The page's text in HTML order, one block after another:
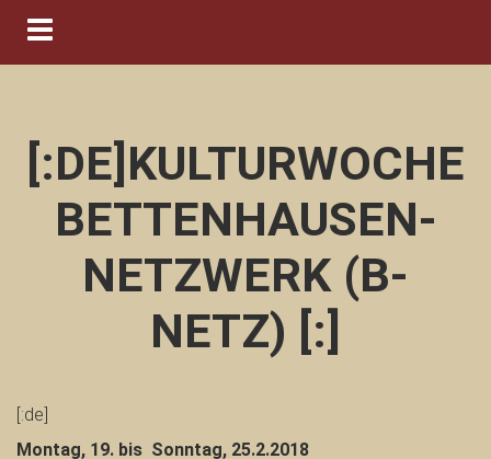
Navigation ein-/ausblenden
[:DE]KULTURWOCHE
BETTENHAUSEN-
NETZWERK (B-
NETZ) [:]
[:de]
Montag, 19. bis Sonntag, 25.2.2018